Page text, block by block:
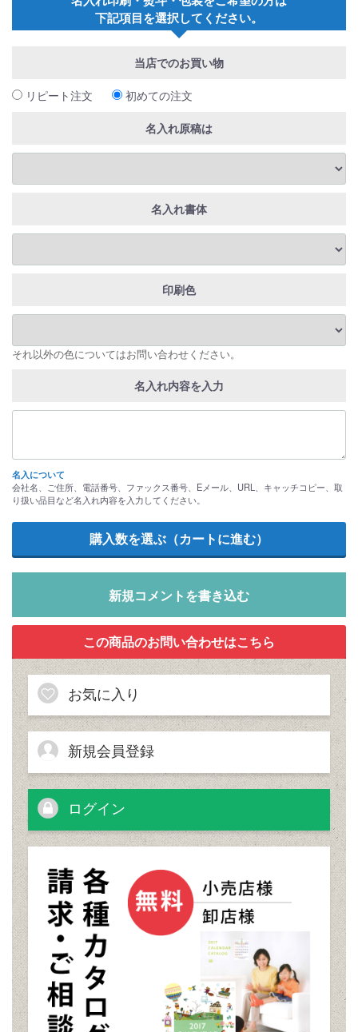
下記項目を選択してください。
当店でのお買い物
リピート注文 初めての注文
名入れ原稿は
名入れ書体
印刷色
それ以外の色についてはお問い合わせください。
名入れ内容を入力
名入について
会社名、ご住所、電話番号、ファックス番号、Eメール、URL、キャッチコピー、取
り扱い品目など名入れ内容を入力してください。
新規コメントを書き込む
お気に入り
新規会員登録
ログイン